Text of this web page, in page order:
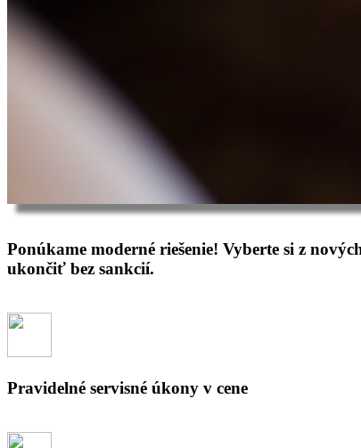
Ponúkame moderné riešenie! Vyberte si z
ukončiť bez sankcií.
Pravidelné servisné úkony v cene